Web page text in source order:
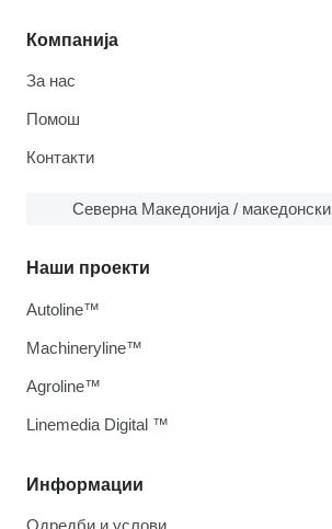
Компанија
За нас
Помош
Контакти
Северна Македонија / македонски
Информации
Одредби и услови
Наши проекти
Autoline™
Machineryline™
Agroline™
Linemedia Digital ™